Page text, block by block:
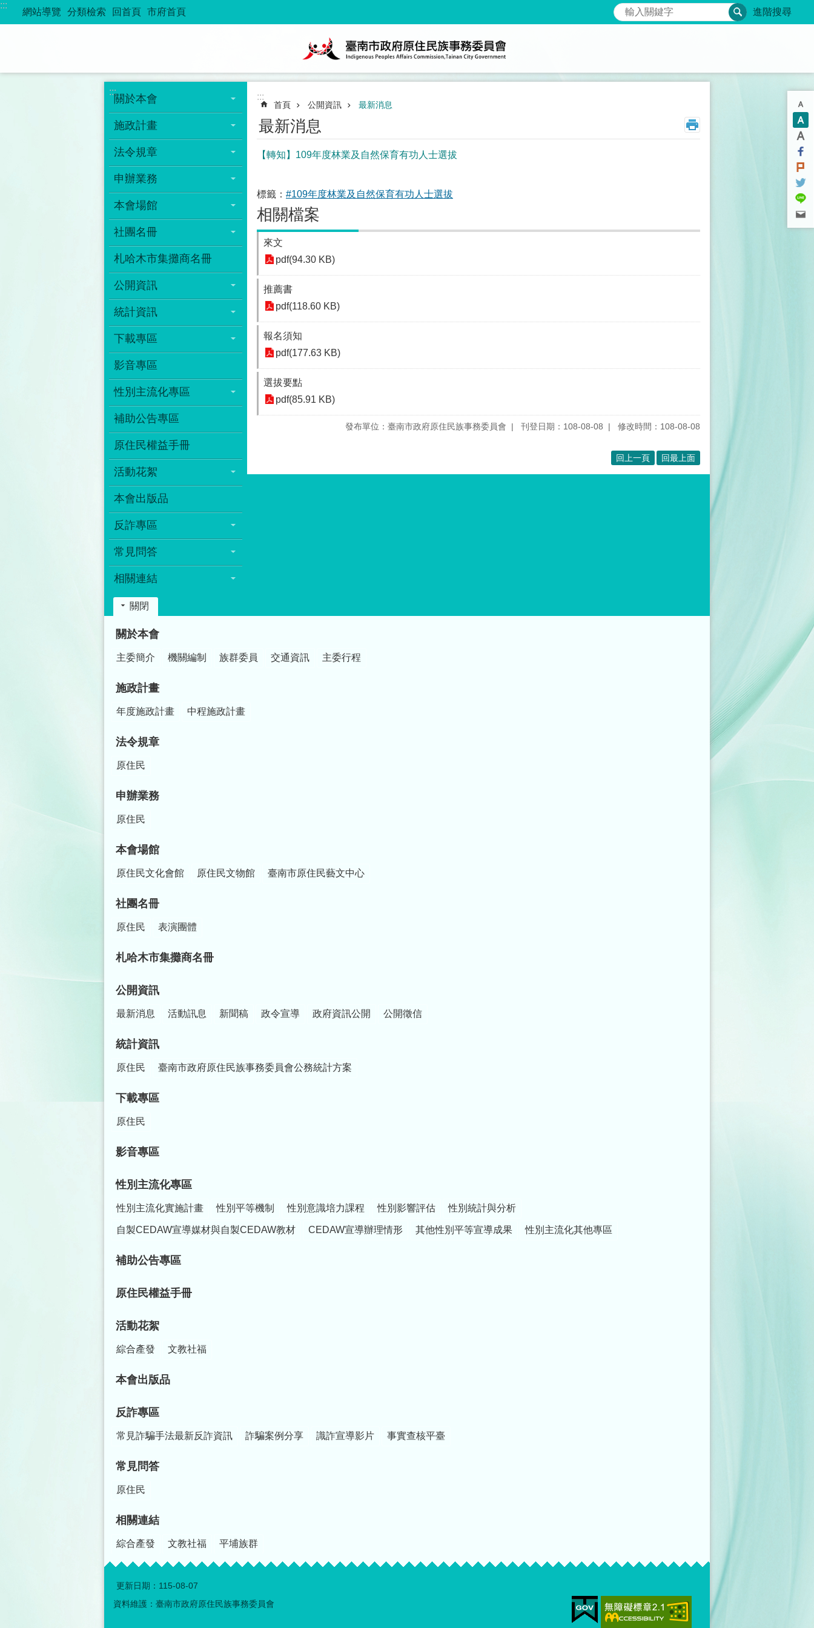
跳到主要內容區塊
:::
網站導覽 分類檢索 回首頁 市府首頁 搜尋 進階搜尋
:::
關於本會
施政計畫
法令規章
申辦業務
本會場館
社團名冊
札哈木市集攤商名冊
公開資訊
統計資訊
下載專區
影音專區
性別主流化專區
補助公告專區
原住民權益手冊
活動花絮
本會出版品
反詐專區
常見問答
相關連結
:::
首頁 公開資訊 最新消息
最新消息
【轉知】109年度林業及自然保育有功人士選拔
標籤： #109年度林業及自然保育有功人士選拔
相關檔案
來文
pdf(94.30 KB)
推薦書
pdf(118.60 KB)
報名須知
pdf(177.63 KB)
選拔要點
pdf(85.91 KB)
發布單位：臺南市政府原住民族事務委員會 刊登日期：108-08-08 修改時間：108-08-08
回上一頁 回最上面
關閉
關於本會
主委簡介 機關編制 族群委員 交通資訊 主委行程
施政計畫
年度施政計畫 中程施政計畫
法令規章
原住民
申辦業務
原住民
本會場館
原住民文化會館 原住民文物館 臺南市原住民藝文中心
社團名冊
原住民 表演團體
札哈木市集攤商名冊
公開資訊
最新消息 活動訊息 新聞稿 政令宣導 政府資訊公開 公開徵信
統計資訊
原住民 臺南市政府原住民族事務委員會公務統計方案
下載專區
原住民
影音專區
性別主流化專區
性別主流化實施計畫 性別平等機制 性別意識培力課程 性別影響評估 性別統計與分析
自製CEDAW宣導媒材與自製CEDAW教材 CEDAW宣導辦理情形 其他性別平等宣導成果 性別主流化其他專區
補助公告專區
原住民權益手冊
活動花絮
綜合產發 文教社福
本會出版品
反詐專區
常見詐騙手法最新反詐資訊 詐騙案例分享 識詐宣導影片 事實查核平臺
常見問答
原住民
相關連結
綜合產發 文教社福 平埔族群
更新日期： 115-08-07
資料維護：臺南市政府原住民族事務委員會